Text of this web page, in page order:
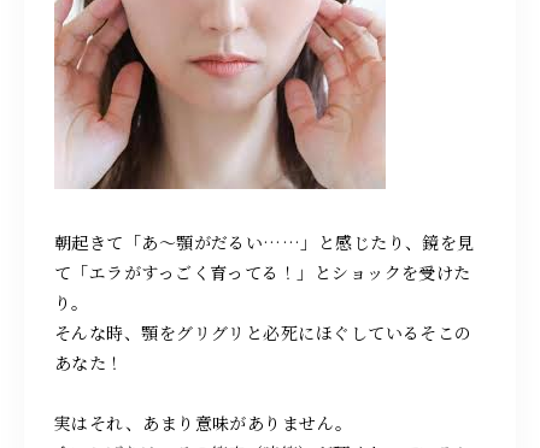
朝起きて「あ〜顎がだるい……」と感じたり、鏡を見
て「エラがすっごく育ってる！」とショックを受けた
り。
そんな時、顎をグリグリと必死にほぐしているそこの
あなた！
実はそれ、あまり意味がありません。